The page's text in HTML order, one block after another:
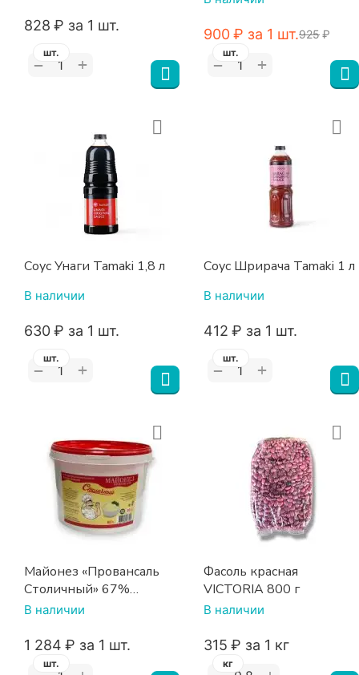
‍828‍ ₽ за 1 шт.
− +
шт.
‍900‍₽ за 1 шт.‍925‍₽
− +
шт.
Соус Унаги Tamaki 1,8 л
В наличии
‍630‍₽ за 1 шт.
− +
шт.
Соус Шрирача Tamaki 1 л
В наличии
‍412‍ ₽ за 1 шт.
− +
шт.
Майонез «Провансаль
Столичный» 67%
АЛТИКО 10 л ведро
В наличии
1 284 ₽ за 1 шт.
шт.
Фасоль красная
VICTORIA 800 г
В наличии
‍315‍ ₽ за 1 кг
кг